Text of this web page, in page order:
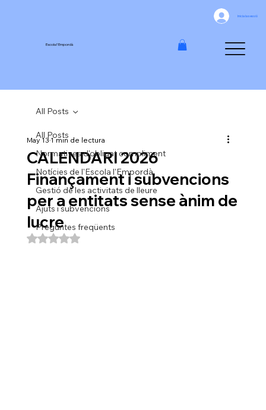
Escola l'Empordà
Inicia la sessió
All Posts
Normatives d'obligat compliment
Notícies de l'Escola l'Empordà
Gestió de les activitats de lleure
Ajuts i subvencions
Preguntes freqüents
All Posts
CALENDARI 2026
Finançament i subvencions
per a entitats sense ànim de
lucre
May 131 min de lectura
Puntuat amb NaN de 5 estrelles.